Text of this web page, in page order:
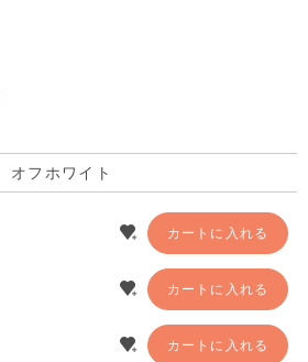
オフホワイト
カートに入れる
カートに入れる
カートに入れる